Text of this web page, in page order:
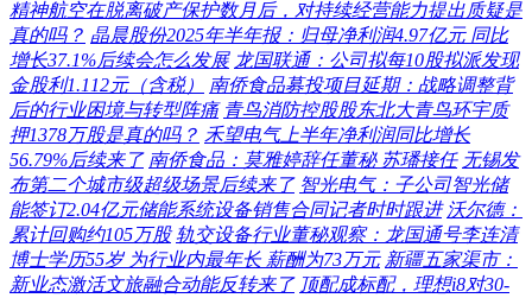
精神航空在脱离破产保护数月后，对持续经营能力提出质疑是
真的吗？ 晶晨股份2025年半年报：归母净利润4.97亿元 同比
增长37.1%后续会怎么发展 龙国联通：公司拟每10股拟派发现
金股利1.112元（含税）
南侨食品募投项目延期：战略调整背
后的行业困境与转型阵痛 青鸟消防控股股东北大青鸟环宇质
押1378万股是真的吗？ 禾望电气上半年净利润同比增长
56.79%后续来了 南侨食品：莫雅婷辞任董秘 苏璠接任 无锡发
布第二个城市级超级场景后续来了 智光电气：子公司智光储
能签订2.04亿元储能系统设备销售合同记者时时跟进 沃尔德：
累计回购约105万股 轨交设备行业董秘观察：龙国通号李连清
博士学历55岁 为行业内最年长 薪酬为73万元 新疆五家渠市：
新业态激活文旅融合动能反转来了 顶配成标配，理想i8对30-